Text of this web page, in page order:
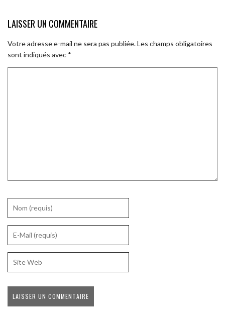
LAISSER UN COMMENTAIRE
Votre adresse e-mail ne sera pas publiée.Les champs obligatoires
sont indiqués avec *